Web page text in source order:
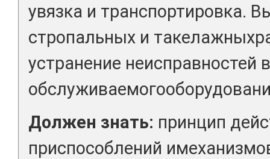
увязка и транспортировка.
стропальных и
устранение неисправностей
Должен знать: принцип
приспособлений